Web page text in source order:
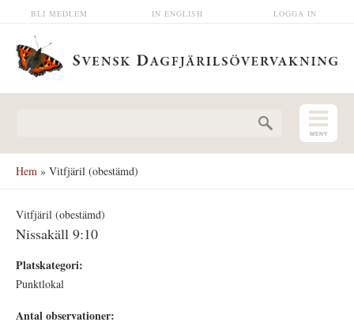
Hoppa till huvudinnehåll LOGGA IN
IN ENGLISH
BLI MEDLEM
Hem » Vitfjäril (obestämd)
Vitfjäril (obestämd)
Nissakäll 9:10
Platskategori:
Punktlokal
Antal observationer: